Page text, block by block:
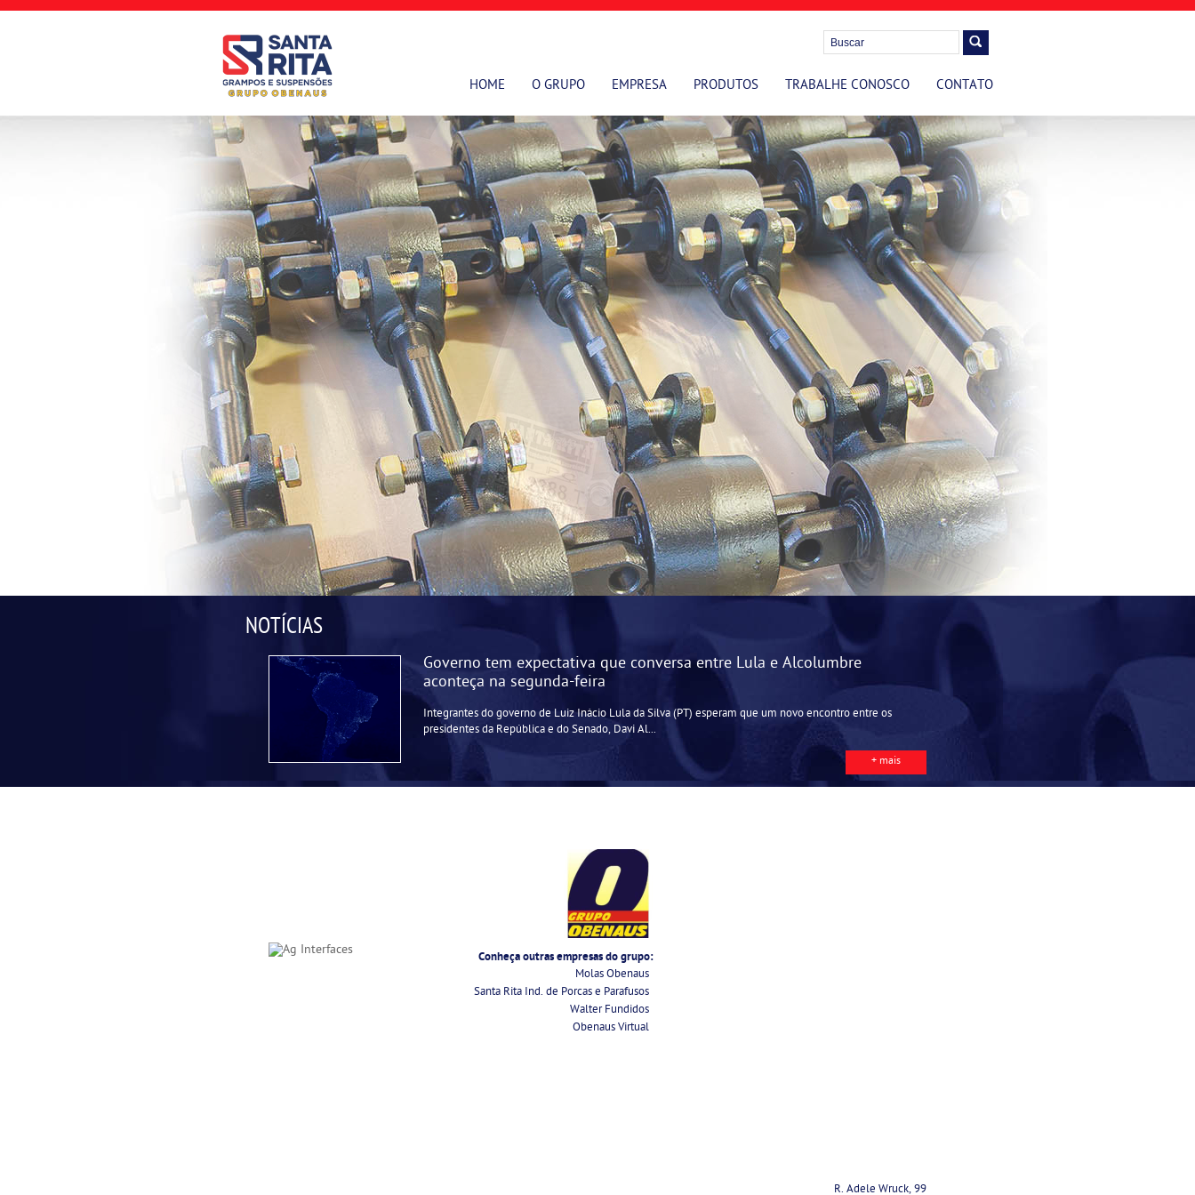
HOME O GRUPO EMPRESA PRODUTOS TRABALHE CONOSCO CONTATO
NOTÍCIAS
Governo tem expectativa que conversa entre Lula e Alcolumbre
aconteça na segunda-feira
Integrantes do governo de Luiz Inácio Lula da Silva (PT) esperam que um novo encontro entre os
presidentes da República e do Senado, Davi Al...
+ mais
Conheça outras empresas do grupo:
Molas Obenaus
Santa Rita Ind. de Porcas e Parafusos
Walter Fundidos
Obenaus Virtual
R. Adele Wruck, 99